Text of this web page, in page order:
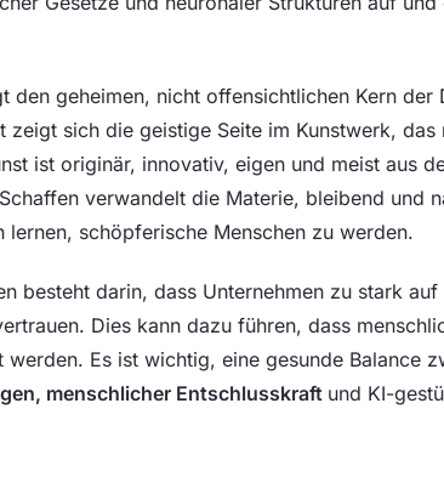
den geheimen, nicht offensichtlichen Kern der
zeigt sich die geistige Seite im Kunstwerk,
ist originär, innovativ, eigen und meist aus
verwandelt die Materie, bleibend und
lernen, schöpferische Menschen zu werden.
besteht darin, dass Unternehmen zu stark auf
Dies kann dazu führen, dass
Es ist wichtig, eine gesunde Balance
menschlicher Entschlusskraft und KI-